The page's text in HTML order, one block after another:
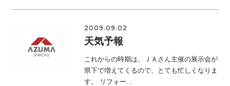
2009.09.02
天気予報
これからの時期は、ＪＡさん主催の展示会が
県下で増えてくるので、とても忙しくなりま
す。 リフォー...